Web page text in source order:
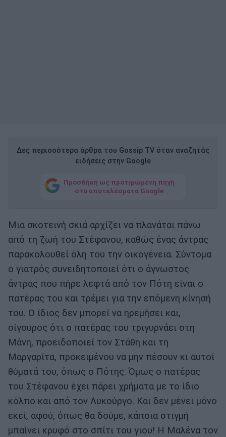
Δες περισσότερα άρθρα του Gossip TV όταν αναζητάς
ειδήσεις στην Google
Προσθήκη ως προτιμώμενη πηγή
στα αποτελέσματα Google
Μια σκοτεινή σκιά αρχίζει να πλανάται πάνω
από τη ζωή του Στέφανου, καθώς ένας άντρας
παρακολουθεί όλη του την οικογένεια. Σύντομα
ο γιατρός συνειδητοποιεί ότι ο άγνωστος
άντρας που πήρε λεφτά από τον Πότη είναι ο
πατέρας του και τρέμει για την επόμενη κίνησή
του. O ίδιος δεν μπορεί να ηρεμήσει και,
σίγουρος ότι ο πατέρας του τριγυρνάει στη
Μάνη, προειδοποιεί τον Στάθη και τη
Μαργαρίτα, προκειμένου να μην πέσουν κι αυτοί
θύματά του, όπως ο Πότης. Όμως ο πατέρας
του Στέφανου έχει πάρει χρήματα με το ίδιο
κόλπο και από τον Λυκούργο. Και δεν μένει μόνο
εκεί, αφού, όπως θα δούμε, κάποια στιγμή
μπαίνει κρυφό στο σπίτι του γιου! Η Μαλένα τον